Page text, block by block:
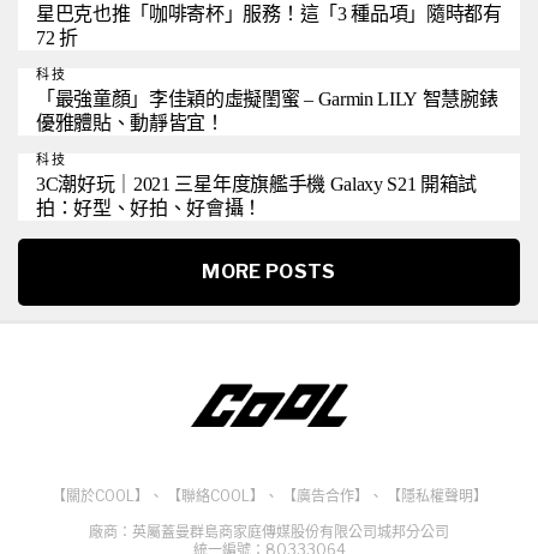
星巴克也推「咖啡寄杯」服務！這「3 種品項」隨時都有
72 折
科技
「最強童顏」李佳穎的虛擬閨蜜 – Garmin LILY 智慧腕錶
優雅體貼、動靜皆宜！
科技
3C潮好玩｜2021 三星年度旗艦手機 Galaxy S21 開箱試
拍：好型、好拍、好會攝！
MORE POSTS
【關於COOL】 、 【聯絡COOL】 、 【廣告合作】 、
【隱私權聲明】
廠商：英屬蓋曼群島商家庭傳媒股份有限公司城邦分公司
統一編號：80333064